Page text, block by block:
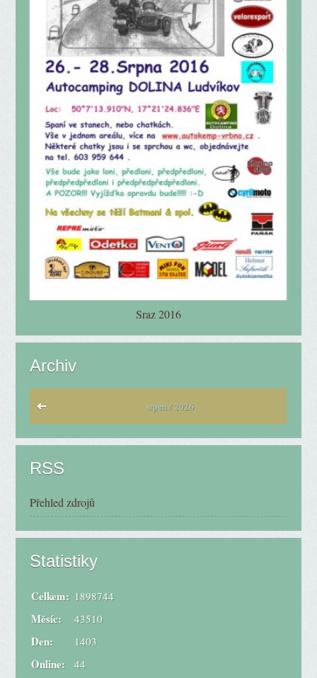
Sraz 2016
Archiv
srpen / 2026
RSS
Přehled zdrojů
Statistiky
Online: 44
Celkem: 1898744
Měsíc: 43510
Den: 1403